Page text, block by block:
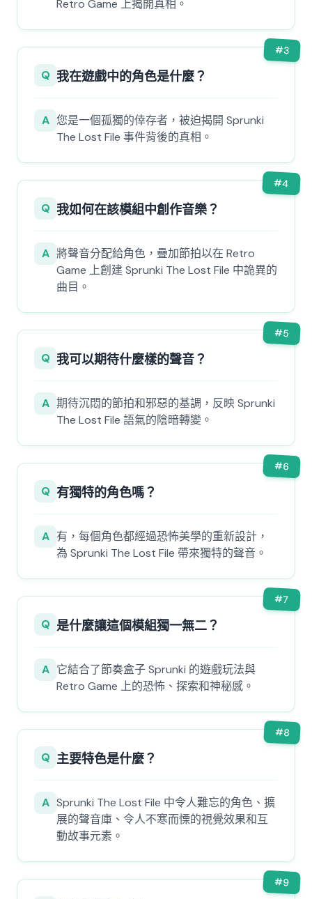
Retro Game 上揭開真相。
#3
Q 我在遊戲中的角色是什麼？
A 您是一個孤獨的倖存者，被迫揭開 Sprunki
The Lost File 事件背後的真相。
#4
Q 我如何在該模組中創作音樂？
A 將聲音分配給角色，疊加節拍以在 Retro
Game 上創建 Sprunki The Lost File 中詭異的
曲目。
#5
Q 我可以期待什麼樣的聲音？
A 期待沉悶的節拍和邪惡的基調，反映 Sprunki
The Lost File 語氣的陰暗轉變。
#6
Q 有獨特的角色嗎？
A 有，每個角色都經過恐怖美學的重新設計，
為 Sprunki The Lost File 帶來獨特的聲音。
#7
Q 是什麼讓這個模組獨一無二？
A 它結合了節奏盒子 Sprunki 的遊戲玩法與
Retro Game 上的恐怖、探索和神秘感。
#8
Q 主要特色是什麼？
A Sprunki The Lost File 中令人難忘的角色、擴
展的聲音庫、令人不寒而慄的視覺效果和互
動故事元素。
#9